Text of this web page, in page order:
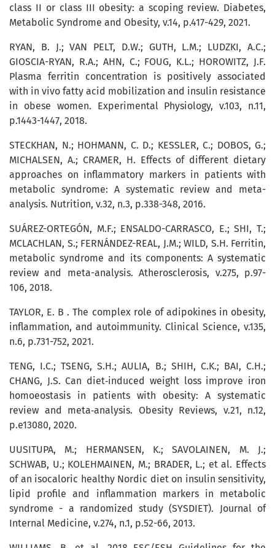
class II or class III obesity: a scoping review. Diabetes,
Metabolic Syndrome and Obesity, v.14, p.417-429, 2021.
RYAN, B. J.; VAN PELT, D.W.; GUTH, L.M.; LUDZKI, A.C.;
GIOSCIA-RYAN, R.A.; AHN, C.; FOUG, K.L.; HOROWITZ, J.F.
Plasma ferritin concentration is positively associated
with in vivo fatty acid mobilization and insulin resistance
in obese women. Experimental Physiology, v.103, n.11,
p.1443-1447, 2018.
STECKHAN, N.; HOHMANN, C. D.; KESSLER, C.; DOBOS, G.;
MICHALSEN, A.; CRAMER, H. Effects of different dietary
approaches on inflammatory markers in patients with
metabolic syndrome: A systematic review and meta-
analysis. Nutrition, v.32, n.3, p.338-348, 2016.
SUÁREZ-ORTEGÓN, M.F.; ENSALDO-CARRASCO, E.; SHI, T.;
MCLACHLAN, S.; FERNÁNDEZ-REAL, J.M.; WILD, S.H. Ferritin,
metabolic syndrome and its components: A systematic
review and meta-analysis. Atherosclerosis, v.275, p.97-
106, 2018.
TAYLOR, E. B . The complex role of adipokines in obesity,
inflammation, and autoimmunity. Clinical Science, v.135,
n.6, p.731-752, 2021.
TENG, I.C.; TSENG, S.H.; AULIA, B.; SHIH, C.K.; BAI, C.H.;
CHANG, J.S. Can diet‐induced weight loss improve iron
homoeostasis in patients with obesity: A systematic
review and meta‐analysis. Obesity Reviews, v.21, n.12,
p.e13080, 2020.
UUSITUPA, M.; HERMANSEN, K.; SAVOLAINEN, M. J.;
SCHWAB, U.; KOLEHMAINEN, M.; BRADER, L.; et al. Effects
of an isocaloric healthy Nordic diet on insulin sensitivity,
lipid profile and inflammation markers in metabolic
syndrome - a randomized study (SYSDIET). Journal of
Internal Medicine, v.274, n.1, p.52-66, 2013.